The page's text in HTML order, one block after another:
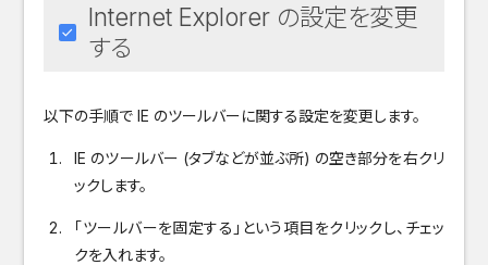
Internet Explorer の設定を変更
する
以下の手順で IE のツールバーに関する設定を変更します。
IE のツールバー (タブなどが並ぶ所) の空き部分を右クリ
ックします。
「ツールバーを固定する」という項目をクリックし、チェッ
クを入れます。